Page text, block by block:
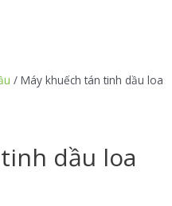
/ Máy khuếch tán tinh dầu loa
dầu loa